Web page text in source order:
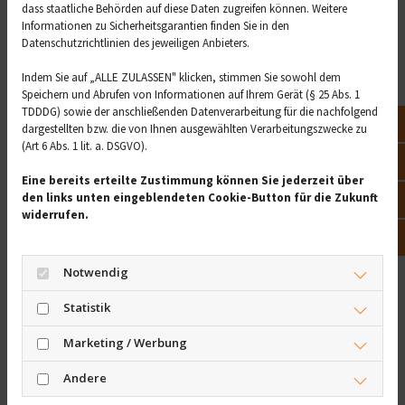
Abwehrkräfte
Besonders für das Magen-Darm-System sind
Bitterstoffe in der Ernährung gesund. Denn Bitterstoffe,
die wir über die Nahrung zu uns nehmen, regen den
Appetit an, fördern den Speichelfluss und die
Produktion der Gallenflüssigkeit, die für die
Insulinproduktion erhöhen und die Darmtätigkeit
anregen. Da so das Hungergefühl reguliert wird, können
einbaut, tut außerdem etwas fürs Immunsystem:
Bitterstoffe stärken die Abwehrkräfte. Auch gegen
Depressionen, Erschöpfung, Müdigkeit und Stress
können die Bitterstoffe helfen.
Bitterstoffe in
dass staatliche Behörden auf diese Daten zugreifen können. Weitere
Informationen zu Sicherheitsgarantien finden Sie in den
Datenschutzrichtlinien des jeweiligen Anbieters.
Indem Sie auf „ALLE ZULASSEN" klicken, stimmen Sie sowohl dem
Speichern und Abrufen von Informationen auf Ihrem Gerät (§ 25 Abs. 1
TDDDG) sowie der anschließenden Datenverarbeitung für die nachfolgend
dargestellten bzw. die von Ihnen ausgewählten Verarbeitungszwecke zu
(Art 6 Abs. 1 lit. a. DSGVO).
Eine bereits erteilte Zustimmung können Sie jederzeit über
den links unten eingeblendeten Cookie-Button für die Zukunft
widerrufen.
Notwendig
Statistik
Marketing / Werbung
Andere